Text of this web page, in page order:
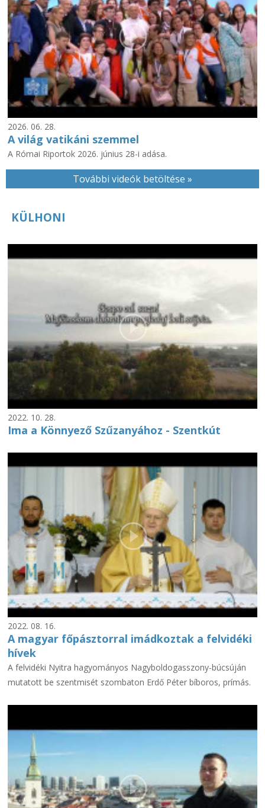
2026. 06. 28.
A világ vatikáni szemmel
A Római Riportok 2026. június 28-i adása.
További videók betöltése »
KÜLHONI
2022. 10. 28.
Ima a Könnyező Szűzanyához - Szentkút
2022. 08. 16.
A magyar főpásztorral imádkoztak a felvidéki
hívek
A felvidéki Nyitra hagyományos Nagyboldogasszony-búcsúján
mutatott be szentmisét szombaton Erdő Péter bíboros, prímás.